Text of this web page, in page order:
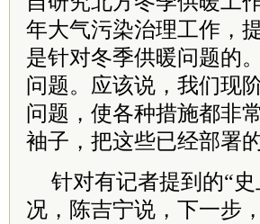
年大气污染治理工作，
是针对冬季供暖问题的
问题。应该说，我们现
问题，使各种措施都非
袖子，把这些已经部署
针对有记者提到的“
况，陈吉宁说，下一步